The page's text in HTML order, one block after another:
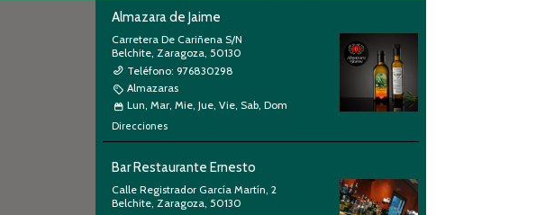
Almazara de Jaime
Carretera De Cariñena S/N
Belchite, Zaragoza, 50130
Teléfono: 976830298
Almazaras
Lun, Mar, Mie, Jue, Vie, Sab, Dom
Direcciones
Bar Restaurante Ernesto
Calle Registrador García Martín, 2
Belchite, Zaragoza, 50130